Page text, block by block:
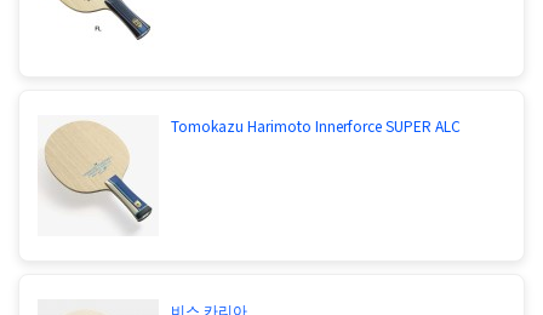
Tomokazu Harimoto Innerforce SUPER ALC
비스 카리아